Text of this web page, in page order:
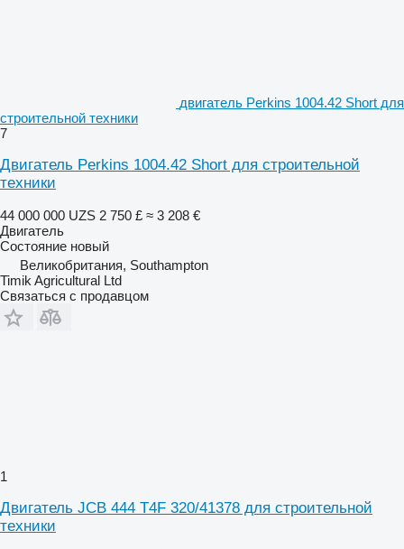
двигатель Perkins 1004.42 Short для
строительной техники
7
Двигатель Perkins 1004.42 Short для строительной
техники
44 000 000 UZS 2 750 £ ≈ 3 208 €
Двигатель
Состояние новый
Великобритания, Southampton
Timik Agricultural Ltd
Связаться с продавцом
1
Двигатель JCB 444 T4F 320/41378 для строительной
техники